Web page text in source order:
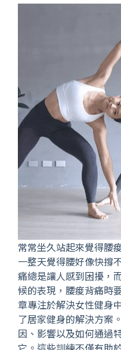
常常坐久站起來覺得腰
一整天覺得腰好像快撐
痛總是讓人感到困擾，
候的表現，腰痠背痛時
章專注於解決女性健身
了居家健身的解決方案
因、影響以及如何通過